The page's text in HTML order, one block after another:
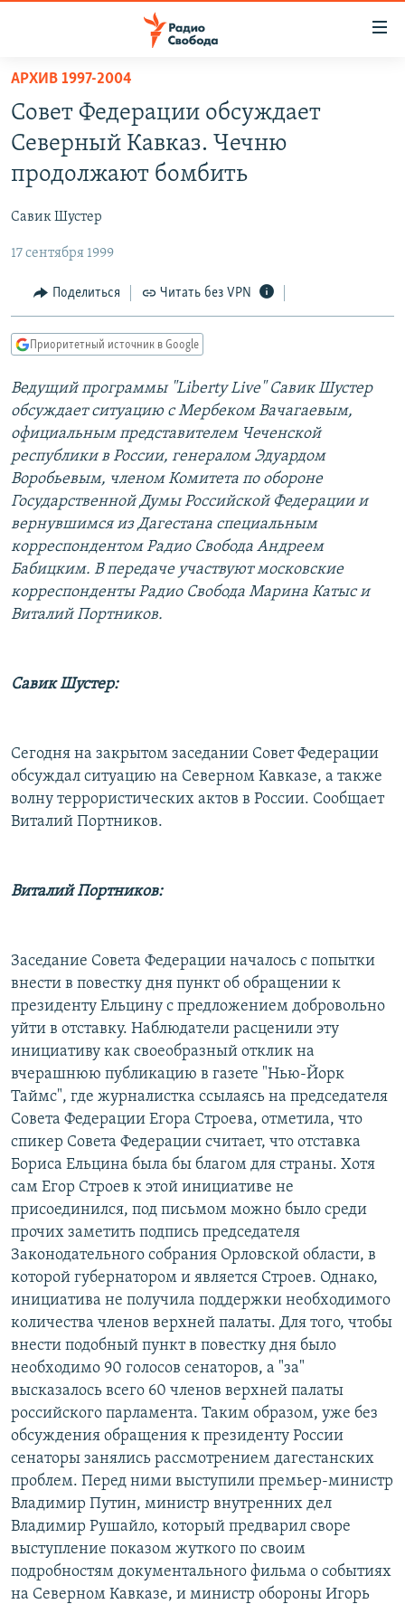
упрощенного
доступа
Вернуться
основному
Вернутся
навигации
Вернутся
поиску
АВТОРСКИЕ ПРОЕКТЫ
МНЕНИЯ
КУЛЬТУРА
IDEL.РЕАЛИИ
СЕВЕР.РЕАЛИИ
СИБИРЬ.РЕАЛИИ
РАСПИСАНИЕ ВЕЩАНИЯ
ПОДПИШИТЕСЬ НА РАССЫЛКУ
СОЦИАЛЬНЫЕ СЕТИ
Все сайты РСЕ/РС
АРХИВ 1997-2004
Совет Федерации обсуждает
Северный Кавказ. Чечню
продолжают бомбить
Савик Шустер
17 сентября 1999
Поделиться Читать без VPN
Приоритетный источник в Google
Ведущий программы "Liberty Live" Савик Шустер
обсуждает ситуацию с Мербеком Вачагаевым,
официальным представителем Чеченской
республики в России, генералом Эдуардом
Воробьевым, членом Комитета по обороне
Государственной Думы Российской Федерации и
вернувшимся из Дагестана специальным
корреспондентом Радио Свобода Андреем
Бабицким. В передаче участвуют московские
корреспонденты Радио Свобода Марина Катыс и
Виталий Портников.
Савик Шустер:
Сегодня на закрытом заседании Совет Федерации
обсуждал ситуацию на Северном Кавказе, а также
волну террористических актов в России. Сообщает
Виталий Портников.
Виталий Портников:
Заседание Совета Федерации началось с попытки
внести в повестку дня пункт об обращении к
президенту Ельцину с предложением добровольно
уйти в отставку. Наблюдатели расценили эту
инициативу как своеобразный отклик на
вчерашнюю публикацию в газете "Нью-Йорк
Таймс", где журналистка ссылаясь на председателя
Совета Федерации Егора Строева, отметила, что
спикер Совета Федерации считает, что отставка
Бориса Ельцина была бы благом для страны. Хотя
сам Егор Строев к этой инициативе не
присоединился, под письмом можно было среди
прочих заметить подпись председателя
Законодательного собрания Орловской области, в
которой губернатором и является Строев. Однако,
инициатива не получила поддержки необходимого
количества членов верхней палаты. Для того, чтобы
внести подобный пункт в повестку дня было
необходимо 90 голосов сенаторов, а "за"
высказалось всего 60 членов верхней палаты
российского парламента. Таким образом, уже без
обсуждения обращения к президенту России
сенаторы занялись рассмотрением дагестанских
проблем. Перед ними выступили премьер-министр
Владимир Путин, министр внутренних дел
Владимир Рушайло, который предварил своре
выступление показом жуткого по своим
подробностям документального фильма о событиях
на Северном Кавказе, и министр обороны Игорь